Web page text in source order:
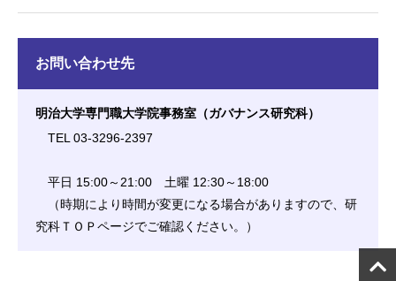
お問い合わせ先
明治大学専門職大学院事務室（ガバナンス研究科）
TEL 03-3296-2397
平日 15:00～21:00 土曜 12:30～18:00
（時期により時間が変更になる場合がありますので、研
究科ＴＯＰページでご確認ください。）